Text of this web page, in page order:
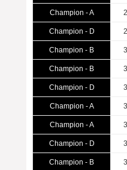
Champion - A
Champion - D
Champion - B
Champion - B
Champion - D
Champion - A
Champion - A
Champion - D
Champion - B